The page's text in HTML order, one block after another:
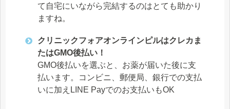
て自宅にいながら完結するのはとても助かり
ますね。
クリニックフォアオンラインピルはクレカま
たはGMO後払い！
GMO後払いを選ぶと、お薬が届いた後に支
払います。コンビニ、郵便局、銀行での支払
いに加えLINE Payでのお支払いもOK